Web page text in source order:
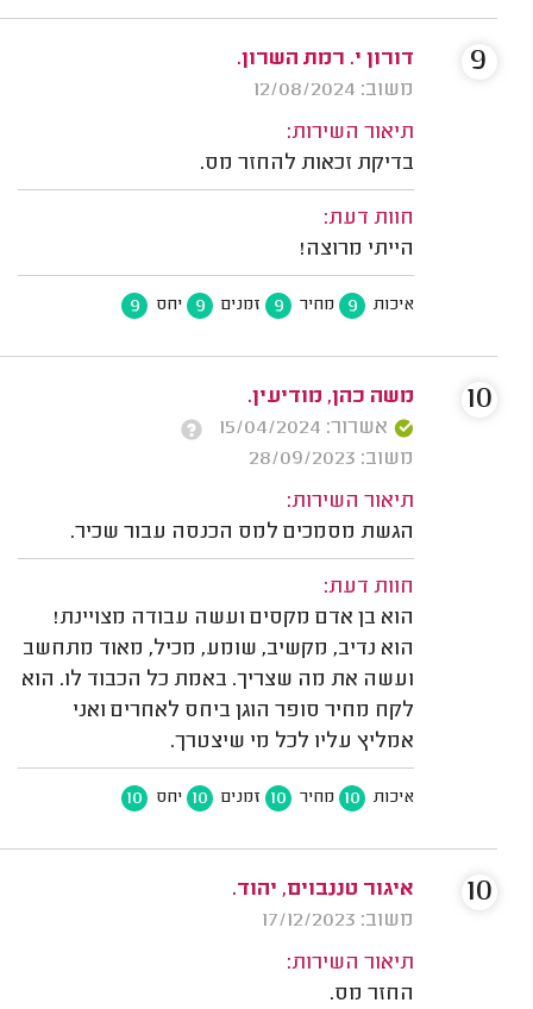
דורון י. רמת השרון.
משוב: 12/08/2024
תיאור השירות:
בדיקת זכאות להחזר מס.
חוות דעת:
הייתי מרוצה!
איכות 9 מחיר 9 זמנים 9 יחס 9
9
משה כהן, מודיעין.
אשרור: 15/04/2024
משוב: 28/09/2023
תיאור השירות:
הגשת מסמכים למס הכנסה עבור שכיר.
חוות דעת:
הוא בן אדם מקסים ועשה עבודה מצויינת!
הוא נדיב, מקשיב, שומע, מכיל, מאוד מתחשב
ועשה את מה שצריך. באמת כל הכבוד לו. הוא
לקח מחיר סופר הוגן ביחס לאחרים ואני
אמליץ עליו לכל מי שיצטרך.
איכות 10 מחיר 10 זמנים 10 יחס 10
10
איגור טננבוים, יהוד.
משוב: 17/12/2023
תיאור השירות:
החזר מס.
10